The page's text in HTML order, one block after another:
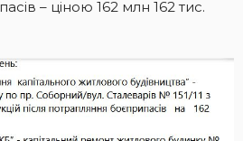
– ціною 162 млн 162 тис.